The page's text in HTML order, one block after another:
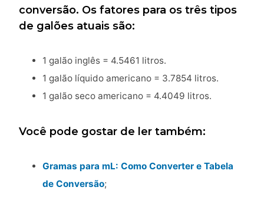
conversão. Os fatores para os três tipos
de galões atuais são:
1 galão inglês = 4.5461 litros.
1 galão líquido americano = 3.7854 litros.
1 galão seco americano = 4.4049 litros.
Você pode gostar de ler também:
Gramas para mL: Como Converter e Tabela
de Conversão;